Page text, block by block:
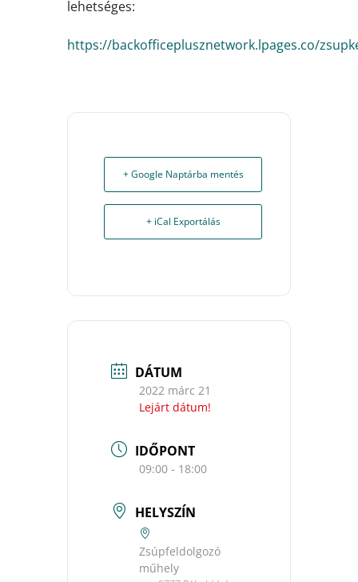
lehetséges:
https://backofficeplusznetwork.lpages.co/
+ Google Naptárba mentés
+ iCal Exportálás
DÁTUM
2022 márc 21
Lejárt dátum!
IDŐPONT
09:00 - 18:00
HELYSZÍN
Zsúpfeldolgozó
műhely